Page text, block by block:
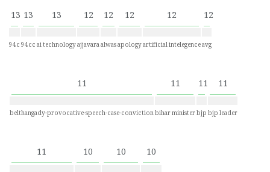
13
94c
13
94cc
13
ai technology
12
ajjavara
12
alwas
12
apology
12
artificial intelegence
12
avg
11
belthangady-provocative-speech-case-conviction
11
bihar minister
11
bjp
11
bjp leader
11 10 10 10